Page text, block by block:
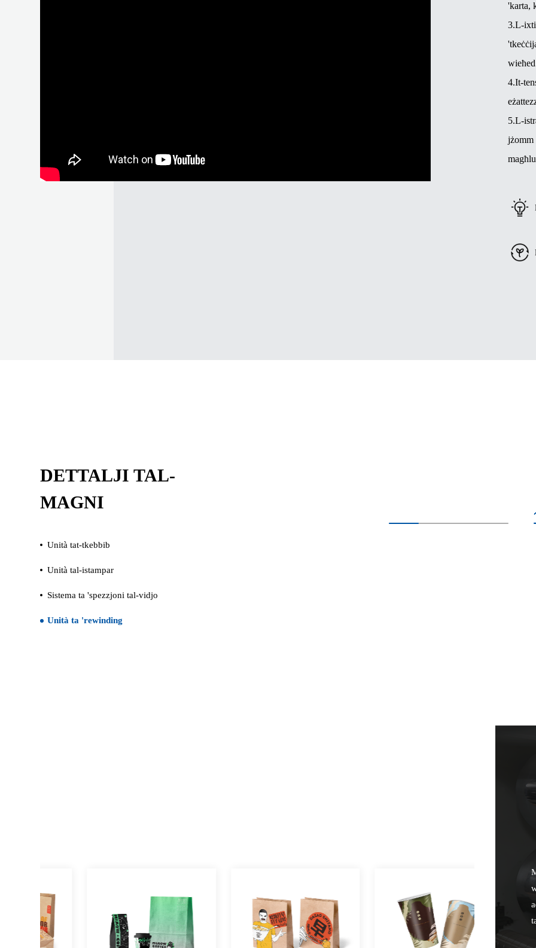
'karta,
3.L-
4.It-
5.L-
DETTALJI TAL-
MAGNI
Unità tat-tkebbib
Unità tal-istampar
Sistema ta 'spezzjoni tal-vidjo
Unità ta 'rewinding